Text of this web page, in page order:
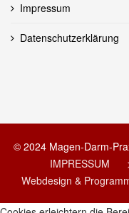
Impressum
Datenschutzerklärung
© 2024 Magen-Darm-
IMPRESSUM
Webdesign &